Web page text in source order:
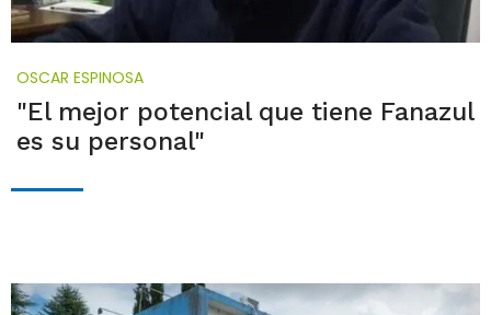
OSCAR ESPINOSA
"El mejor potencial que tiene Fanazul
es su personal"